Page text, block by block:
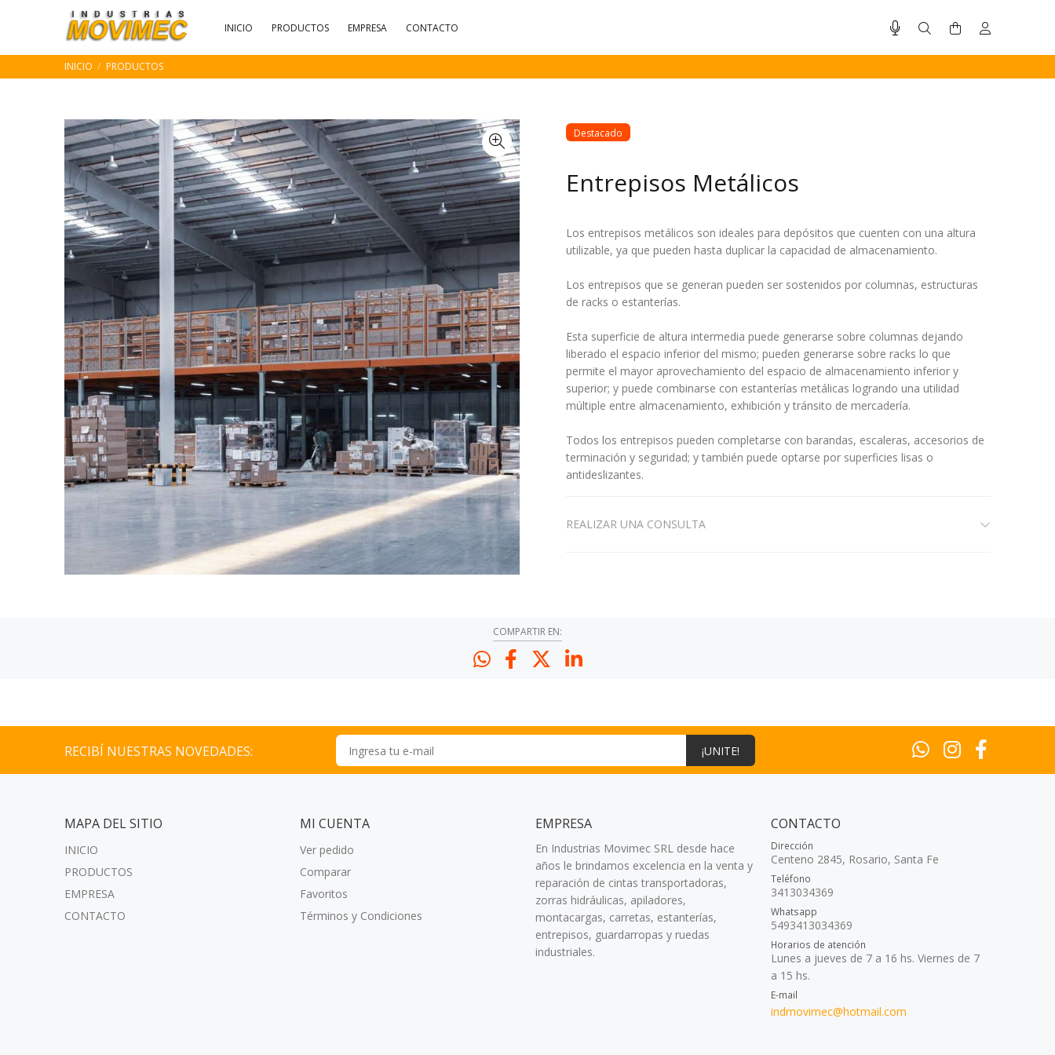
INICIO PRODUCTOS EMPRESA CONTACTO
INICIO PRODUCTOS
Destacado
Entrepisos Metálicos
Los entrepisos metálicos son ideales para depósitos que cuenten con una altura
utilizable, ya que pueden hasta duplicar la capacidad de almacenamiento.
Los entrepisos que se generan pueden ser sostenidos por columnas, estructuras
de racks o estanterías.
Esta superficie de altura intermedia puede generarse sobre columnas dejando
liberado el espacio inferior del mismo; pueden generarse sobre racks lo que
permite el mayor aprovechamiento del espacio de almacenamiento inferior y
superior; y puede combinarse con estanterías metálicas logrando una utilidad
múltiple entre almacenamiento, exhibición y tránsito de mercadería.
Todos los entrepisos pueden completarse con barandas, escaleras, accesorios de
terminación y seguridad; y también puede optarse por superficies lisas o
antideslizantes.
REALIZAR UNA CONSULTA
COMPARTIR EN:
RECIBÍ NUESTRAS NOVEDADES: ¡UNITE!
MAPA DEL SITIO
INICIO
PRODUCTOS
EMPRESA
CONTACTO
MI CUENTA
Ver pedido
Comparar
Favoritos
Términos y Condiciones
EMPRESA
En Industrias Movimec SRL desde hace
años le brindamos excelencia en la venta y
reparación de cintas transportadoras,
zorras hidráulicas, apiladores,
montacargas, carretas, estanterías,
entrepisos, guardarropas y ruedas
industriales.
CONTACTO
Dirección
Centeno 2845, Rosario, Santa Fe
Teléfono
3413034369
Whatsapp
5493413034369
Horarios de atención
Lunes a jueves de 7 a 16 hs. Viernes de 7
a 15 hs.
E-mail
indmovimec@hotmail.com